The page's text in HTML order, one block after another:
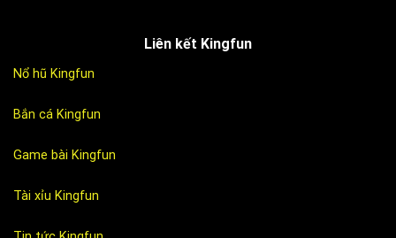
Liên kết Kingfun
Nổ hũ Kingfun
Bắn cá Kingfun
Game bài Kingfun
Tài xỉu Kingfun